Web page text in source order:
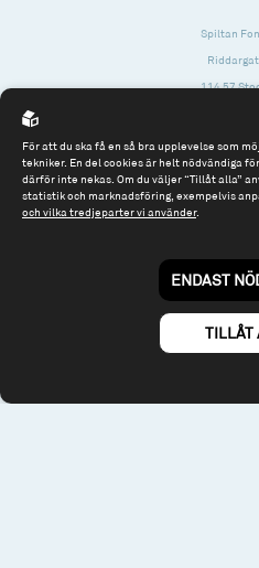
Spiltan
114 57
Tel: 08 -
Till
© 2026 -
By
För att du ska få en så bra upplevelse som
tekniker. En del cookies är helt nödvändiga
därför inte nekas. Om du väljer “Tillåt alla”
statistik och marknadsföring, exempelvis
och vilka tredjeparter vi använder.
ENDAST
TILLÅT